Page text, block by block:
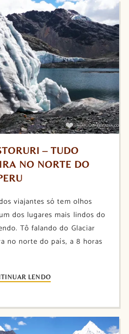
– TUDO
NO NORTE DO
viajantes só tem olhos
dos lugares mais lindos do
Tô falando do Glaciar
no norte do país, a 8 horas
LENDO